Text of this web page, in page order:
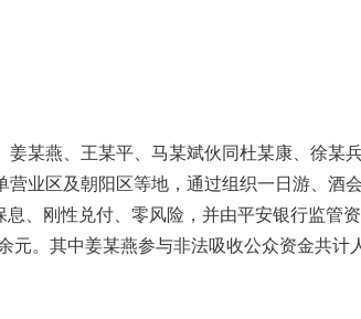
姜某燕、王某平、马某斌伙同杜某康、徐某
业区及朝阳区等地，通过组织一日游、酒
、刚性兑付、零风险，并由平安银行监管
元。其中姜某燕参与非法吸收公众资金共计